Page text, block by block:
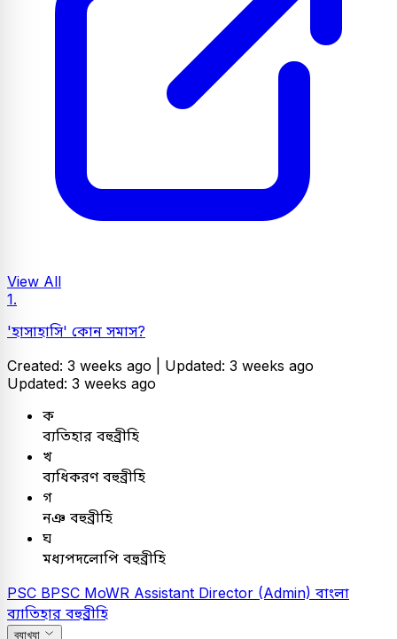
View All
1.
'হাসাহাসি' কোন সমাস?
Created: 3 weeks ago | Updated: 3 weeks ago
Updated: 3 weeks ago
ক
ব্যতিহার বহুব্রীহি
খ
ব্যধিকরণ বহুব্রীহি
গ
নঞ বহুব্রীহি
ঘ
মধ্যপদলোপি বহুব্রীহি
PSC BPSC MoWR Assistant Director (Admin) বাংলা
ব্যাতিহার বহুব্রীহি
ব্যাখ্যা